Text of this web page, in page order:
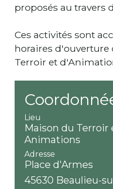
proposés au travers
Ces activités sont
horaires d'ouverture
Terroir et
Lieu
Maison du Terroir
Animations
Adresse
Place d'Armes
45630 Beaulieu-